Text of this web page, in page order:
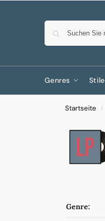
Genres Stile
Startseite /
Genre: